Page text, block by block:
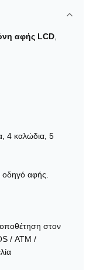
αφής LCD
4 καλώδια, 5
οδηγό αφής.
στον
/ ΑΤΜ /